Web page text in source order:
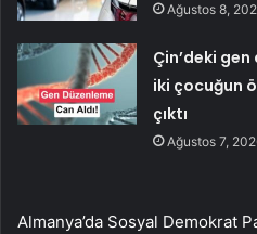
Ağustos 8,
Çin’deki
iki çocuğun
çıktı
Ağustos 7,
Almanya’da Sosyal Demokrat